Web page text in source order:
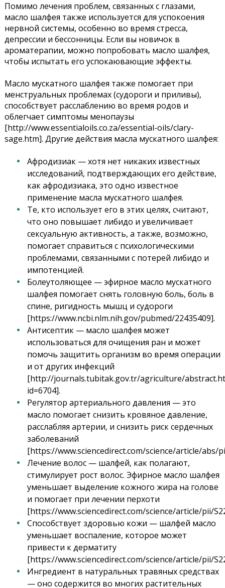
Помимо лечения проблем, связанных с глазами,
масло шалфея также используется для успокоения
нервной системы, особенно во время стресса,
депрессии и бессонницы. Если вы новичок в
ароматерапии, можно попробовать масло шалфея,
чтобы испытать его успокаювающие эффекты.
Масло мускатного шалфея также помогает при
менструальных проблемах (судороги и приливы),
способствует расслаблению во время родов и
облегчает симптомы менопаузы
[http://www.essentialoils.co.za/essential-oils/clary-
sage.htm]. Другие действия масла мускатного шалфея:
Афродизиак — хотя нет никаких известных
исследований, подтверждающих его действие,
как афродизиака, это одно известное
применение масла мускатного шалфея.
Те, кто использует его в этих целях, считают,
что оно повышает либидо и увеличивает
сексуальную активность, а также, возможно,
помогает справиться с психологическими
проблемами, связанными с потерей либидо и
импотенцией.
Болеутоляющее — эфирное масло мускатного
шалфея помогает снять головную боль, боль в
спине, ригидность мышц и судороги
[https://www.ncbi.nlm.nih.gov/pubmed/22435409].
Антисептик — масло шалфея может
использоваться для очищения ран и может
помочь защитить организм во время операции
и от других инфекций
[http://journals.tubitak.gov.tr/agriculture/
id=6704].
Регулятор артериального давления — это
масло помогает снизить кровяное давление,
расслабляя артерии, и снизить риск сердечных
заболеваний
[https://www.sciencedirect.com/science/article/abs/
Лечение волос — шалфей, как полагают,
стимулирует рост волос. Эфирное масло шалфея
уменьшает выделение кожного жира на голове
и помогает при лечении перхоти
[https://www.sciencedirect.com/science/article/pii/
Способствует здоровью кожи — шалфей масло
уменьшает воспаление, которое может
привести к дерматиту
[https://www.sciencedirect.com/science/article/pii/
Ингредиент в натуральных травяных средствах
— оно содержится во многих растительных